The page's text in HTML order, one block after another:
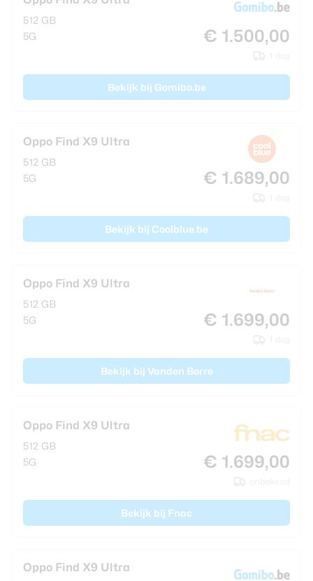
512 GB
5G
€ 1.500,00
Bekijk bij Gomibo.be
Oppo Find X9 Ultra
512 GB
5G
€ 1.689,00
Bekijk bij Coolblue.be
Oppo Find X9 Ultra
512 GB
5G
€ 1.699,00
Bekijk bij Vanden Borre
Oppo Find X9 Ultra
512 GB
5G
€ 1.699,00
Bekijk bij Fnac
Oppo Find X9 Ultra